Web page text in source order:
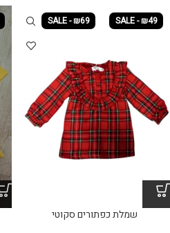
SALE - ₪49
SALE - ₪69
שמלת כפתורים סקוטי